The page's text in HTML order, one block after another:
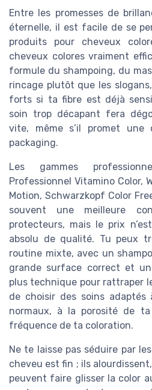
Entre les promesses de
éternelle, il est facile de se
produits pour cheveux
cheveux colores vraiment
formule du shampoing, du
rincage plutôt que les
forts si ta fibre est déjà
soin trop décapant fera
vite, même s’il promet une
packaging.
Les gammes
Professionnel Vitamino Color,
Motion, Schwarzkopf Color
souvent une meilleure
protecteurs, mais le prix
absolu de qualité. Tu peux
routine mixte, avec un
grande surface correct et
plus technique pour rattraper
de choisir des soins
normaux, à la porosité de
fréquence de ta coloration.
Ne te laisse pas séduire par
cheveu est fin ; ils
peuvent faire glisser la color